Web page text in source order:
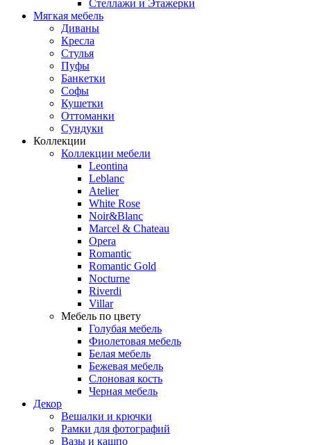
Стеллажи и Этажерки
Мягкая мебель
Диваны
Кресла
Стулья
Пуфы
Банкетки
Софы
Кушетки
Оттоманки
Сундуки
Коллекции
Коллекции мебели
Leontina
Leblanc
Аtelier
White Rose
Noir&Blanc
Marcel & Chateau
Opera
Romantic
Romantic Gold
Nocturne
Riverdi
Villar
Мебель по цвету
Голубая мебель
Фиолетовая мебель
Белая мебель
Бежевая мебель
Слоновая кость
Черная мебель
Декор
Вешалки и крючки
Рамки для фотографий
Вазы и кашпо